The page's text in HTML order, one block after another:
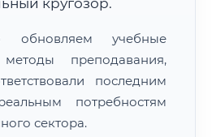
кругозор.
обновляем учебные
преподавания,
последним
потребностям
сектора.